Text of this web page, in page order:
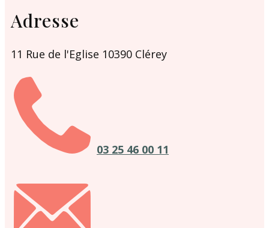
Adresse
11 Rue de l'Eglise 10390 Clérey
03 25 46 00 11